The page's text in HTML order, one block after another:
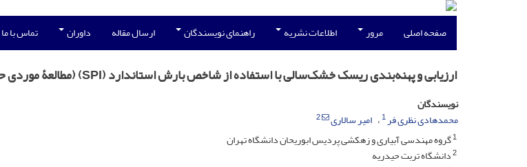
صفحه اصلی مرور اطلاعات نشریه راهنمای نویسندگان ارسال مقاله داوران تماس با ما
ارزیابی و پهنه‌بندی ریسک خشک‌سالی با استفاده از شاخص بارش استاندارد (SPI) (مطالعۀ موردی حوضۀ کرخه)
نویسندگان
محمدهادی نظری فر1 امیر سالاری
2
1گروه مهندسی آبیاری و زهکشی پردیس ابوریحان دانشگاه تهران
2دانشگاه تربت حیدریه